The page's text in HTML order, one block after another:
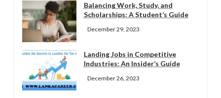
Balancing Work, Study, and
Scholarships: A Student’s Guide
December 29, 2023
Landing Jobs in Competitive
Industries: An Insider’s Guide
December 26, 2023